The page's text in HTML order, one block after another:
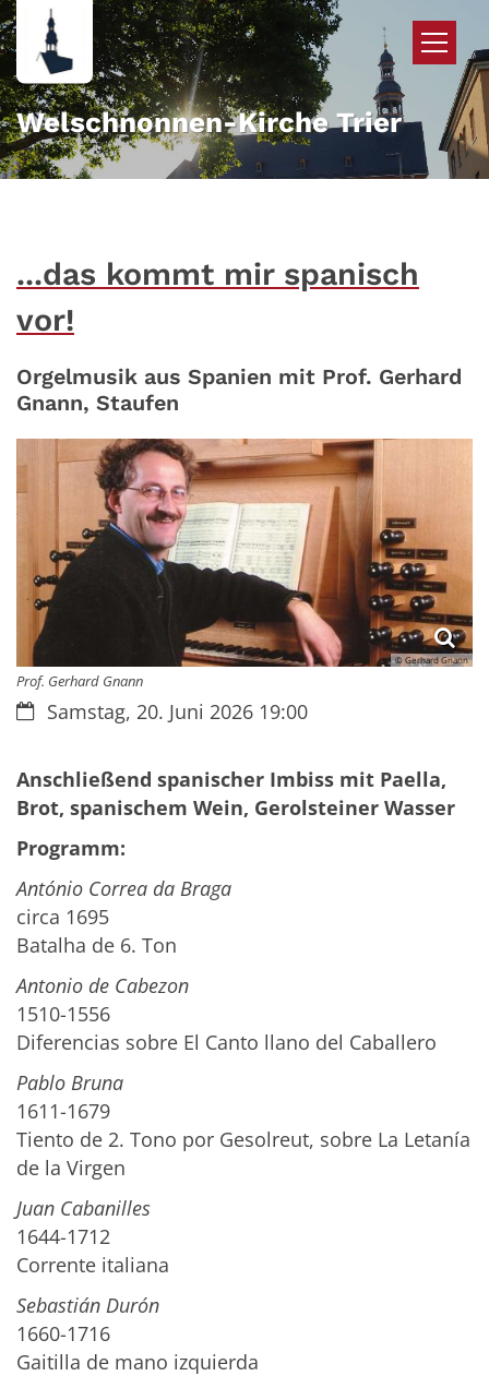
Zum Inhalt springen
Welschnonnen-Kirche Trier
...das kommt mir spanisch
vor!
Orgelmusik aus Spanien mit Prof. Gerhard
Gnann, Staufen
© Gerhard Gnann
Prof. Gerhard Gnann
Datum:Samstag, 20. Juni 2026 19:00
Anschließend spanischer Imbiss mit Paella,
Brot, spanischem Wein, Gerolsteiner Wasser
Programm:
António Correa da Braga
circa 1695
Batalha de 6. Ton
Antonio de Cabezon
1510-1556
Diferencias sobre El Canto llano del Caballero
Pablo Bruna
1611-1679
Tiento de 2. Tono por Gesolreut, sobre La Letanía
de la Virgen
Juan Cabanilles
1644-1712
Corrente italiana
Sebastián Durón
1660-1716
Gaitilla de mano izquierda